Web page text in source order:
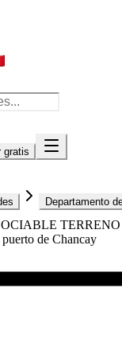
gratis
Departamento
TERRENO
de Chancay